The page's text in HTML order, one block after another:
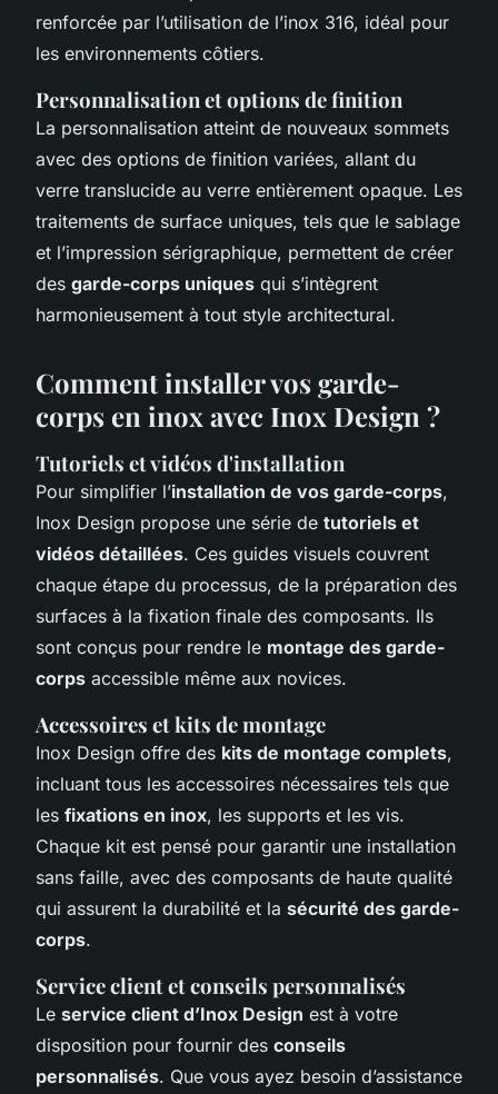
renforcée par l’utilisation de l’inox 316, idéal pour
les environnements côtiers.
Personnalisation et options de finition
La personnalisation atteint de nouveaux sommets
avec des options de finition variées, allant du
verre translucide au verre entièrement opaque. Les
traitements de surface uniques, tels que le sablage
et l’impression sérigraphique, permettent de créer
des garde-corps uniques qui s’intègrent
harmonieusement à tout style architectural.
Comment installer vos garde-
corps en inox avec Inox Design ?
Tutoriels et vidéos d'installation
Pour simplifier l’installation de vos garde-corps,
Inox Design propose une série de tutoriels et
vidéos détaillées. Ces guides visuels couvrent
chaque étape du processus, de la préparation des
surfaces à la fixation finale des composants. Ils
sont conçus pour rendre le montage des garde-
corps accessible même aux novices.
Accessoires et kits de montage
Inox Design offre des kits de montage complets,
incluant tous les accessoires nécessaires tels que
les fixations en inox, les supports et les vis.
Chaque kit est pensé pour garantir une installation
sans faille, avec des composants de haute qualité
qui assurent la durabilité et la sécurité des garde-
corps.
Service client et conseils personnalisés
Le service client d’Inox Design est à votre
disposition pour fournir des conseils
personnalisés. Que vous ayez besoin d’assistance